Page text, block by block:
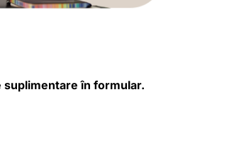
în formular.